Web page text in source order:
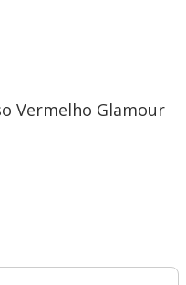
Vermelho Glamour